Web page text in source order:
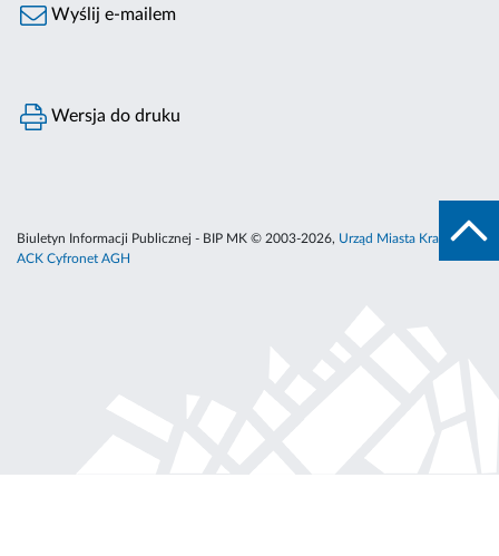
Wyślij e-mailem
Wersja do druku
Biuletyn Informacji Publicznej - BIP MK © 2003-2026, Urząd Miasta Krakowa
ACK Cyfronet AGH